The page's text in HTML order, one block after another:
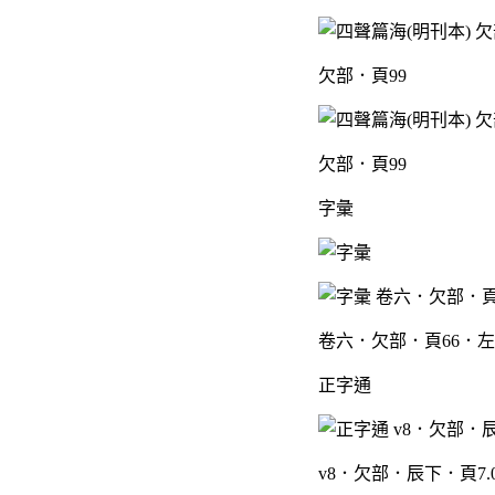
欠部．頁99
欠部．頁99
字彙
卷六．欠部．頁66．左
正字通
v8．欠部．辰下．頁